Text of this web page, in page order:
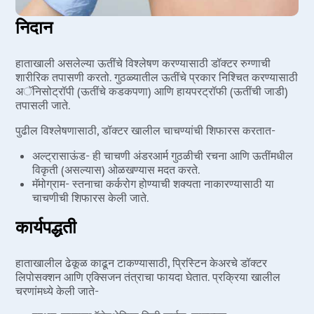
निदान
हाताखाली असलेल्या ऊतींचे विश्लेषण करण्यासाठी डॉक्टर रुग्णाची
शारीरिक तपासणी करतो. गुठळ्यातील ऊतींचे प्रकार निश्चित करण्यासाठी
अॅनिसोट्रॉपी (ऊतींचे कडकपणा) आणि हायपरट्रॉफी (ऊतींची जाडी)
तपासली जाते.
पुढील विश्लेषणासाठी, डॉक्टर खालील चाचण्यांची शिफारस करतात-
अल्ट्रासाऊंड- ही चाचणी अंडरआर्म गुठळीची रचना आणि ऊतींमधील
विकृती (असल्यास) ओळखण्यास मदत करते.
मॅमोग्राम- स्तनाचा कर्करोग होण्याची शक्यता नाकारण्यासाठी या
चाचणीची शिफारस केली जाते.
कार्यपद्धती
हाताखालील ढेकूळ काढून टाकण्यासाठी, प्रिस्टिन केअरचे डॉक्टर
लिपोसक्शन आणि एक्सिजन तंत्राचा फायदा घेतात. प्रक्रिया खालील
चरणांमध्ये केली जाते-